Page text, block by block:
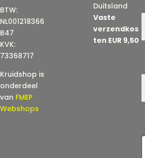
BTW:
NL001218366
B47
KVK:
73368717
Kruidshop is
onderdeel
van FMEP
Webshops
Duitsland
Vaste
verzendkos
ten EUR 9,50